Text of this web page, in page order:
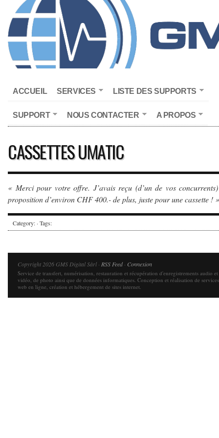
ACCUEIL SERVICES LISTE DES SUPPORTS
SUPPORT NOUS CONTACTER A PROPOS
CASSETTES UMATIC
« Merci pour votre offre. J’avais reçu (d’un de vos
proposition d’environ CHF 400.- de plus, juste pour une cassette ! »
Category: · Tags:
Copyright 2026 GMS Digital Sàrl · RSS Feed· Connexion
Service de transfert, numérisation, restauration et récupération d'enregistrements audio et
vidéo, de photo ainsi que de données informatiques. Conception et réalisation de services
web en ligne, création et hébergement de sites internet.